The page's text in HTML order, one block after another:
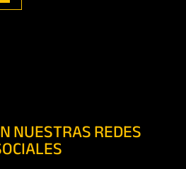
NUESTRAS REDES